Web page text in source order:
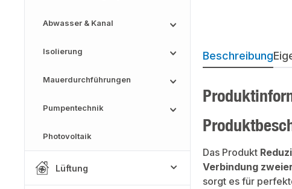
Abwasser & Kanal
Isolierung
Mauerdurchführungen
Pumpentechnik
Photovoltaik
Lüftung
Beschreibung
Das Produkt
Verbindung
sorgt es für